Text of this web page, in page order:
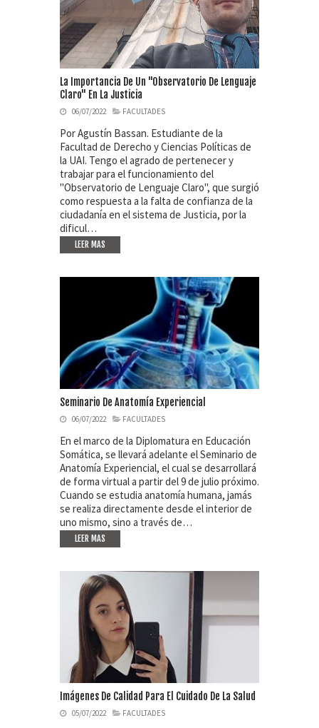
La Importancia De Un "Observatorio De Lenguaje
Claro" En La Justicia
06/07/2022 FACULTADES
Por Agustín Bassan. Estudiante de la
Facultad de Derecho y Ciencias Políticas de
la UAI. Tengo el agrado de pertenecer y
trabajar para el funcionamiento del
"Observatorio de Lenguaje Claro", que surgió
como respuesta a la falta de confianza de la
ciudadanía en el sistema de Justicia, por la
dificul…
LEER MAS
Seminario De Anatomía Experiencial
06/07/2022 FACULTADES
En el marco de la Diplomatura en Educación
Somática, se llevará adelante el Seminario de
Anatomía Experiencial, el cual se desarrollará
de forma virtual a partir del 9 de julio próximo.
Cuando se estudia anatomía humana, jamás
se realiza directamente desde el interior de
uno mismo, sino a través de…
LEER MAS
Imágenes De Calidad Para El Cuidado De La Salud
05/07/2022 FACULTADES